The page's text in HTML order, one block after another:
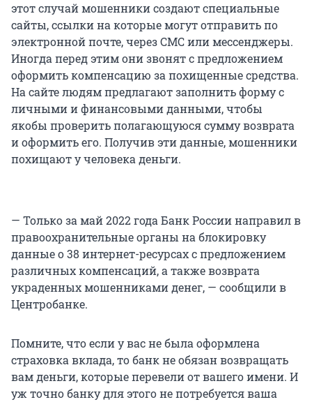
этот случай мошенники создают специальные
сайты, ссылки на которые могут отправить по
электронной почте, через СМС или мессенджеры.
Иногда перед этим они звонят с предложением
оформить компенсацию за похищенные средства.
На сайте людям предлагают заполнить форму с
личными и финансовыми данными, чтобы
якобы проверить полагающуюся сумму возврата
и оформить его. Получив эти данные, мошенники
похищают у человека деньги.
— Только за май 2022 года Банк России направил в
правоохранительные органы на блокировку
данные о 38 интернет-ресурсах с предложением
различных компенсаций, а также возврата
украденных мошенниками денег, — сообщили в
Центробанке.
Помните, что если у вас не была оформлена
страховка вклада, то банк не обязан возвращать
вам деньги, которые перевели от вашего имени. И
уж точно банку для этого не потребуется ваша